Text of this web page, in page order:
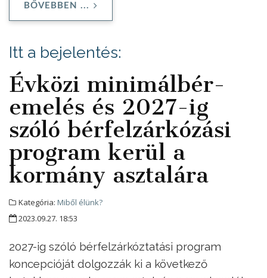
BŐVEBBEN ...
Itt a bejelentés:
Évközi minimálbér-
emelés és 2027-ig
szóló bérfelzárkózási
program kerül a
kormány asztalára
Kategória: Miből élünk?
2023.09.27. 18:53
2027-ig szóló bérfelzárkóztatási program
koncepcióját dolgozzák ki a következő